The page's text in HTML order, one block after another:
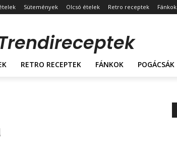
Sütemények Olcsó ételek Retro receptek Fánkok
RETRO RECEPTEK FÁNKOK POGÁCSÁK